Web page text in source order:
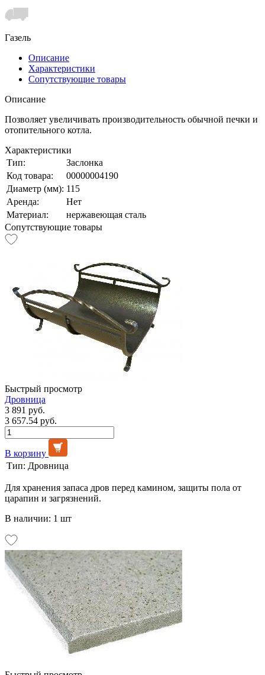
Газель
Описание
Характеристики
Сопутствующие товары
Описание
Позволяет увеличивать производительность обычной печки и
отопительного котла.
Характеристики
Тип:
Заслонка
Код товара:
00000004190
Диаметр (мм): 115
Аренда:
Нет
Материал:
нержавеющая сталь
Сопутствующие товары
Быстрый просмотр
Дровница
3 891 руб.
3 657.54 руб.
В корзину
Тип: Дровница
Для хранения запаса дров перед камином, защиты пола от
царапин и загрязнений.
В наличии: 1 шт